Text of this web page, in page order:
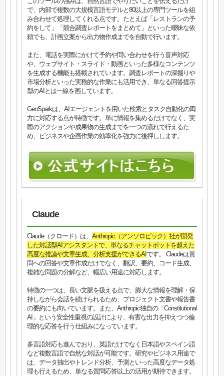
で、内部で複数の大規模言語モデルと80以上の専門ツールを組
み合わせて処理してくれる点です。たとえば「レストランの予
約をして」「競合調査レポートをまとめて」といった曖昧な依
頼でも、計画立案から出力物作成までを自動で行います。
また、電話を実際にかけて予約や問い合わせを行う音声対応
や、ウェブサイト・スライド・動画といった多様なコンテンツ
を生成する機能も搭載されています。調査レポートの深掘りや
市場分析といった実務的な作業にも活用でき、単なる回答提示
型のAIとは一線を画しています。
GenSparkは、AIエージェントを用いた検索とタスク自動化の両
方に対応する点が特徴です。単に情報を集めるだけでなく、実
際のアクションや成果物の生成までを一つの流れで行えるた
め、ビジネスや企画作業の効率化を強力に後押しします。
Claude
Claude（クロード）は、 Anthropic（アンソロピック）社が開発
した対話型AIアシスタントで、単なるチャットボットを超えた
高度な推論や文章生成、分析支援ができるAIです。 Claudeは質
問への回答や文章作成だけでなく、翻訳、要約、コード生成、
複雑な問題の分解など、幅広い用途に対応します。
特徴の一つは、長い文脈を扱える点で、膨大な情報を理解・保
持しながら会話を続けられるため、プロジェクト文書や報告書
の要約にも向いています。また、Anthropic独自の「Constitutional
AI」という安全性重視の設計により、有害な出力を抑えつつ倫
理的な応答を行う仕組みになっています。
多言語対応も進んでおり、英語だけでなく日本語やスペイン語
など複数言語で自然な対話が可能です。研究やビジネス用途で
は、データ抽出やトレンド分析、予測といった高度なデータ処
理も行えるため、単なる質問応答以上の活用が期待できます。